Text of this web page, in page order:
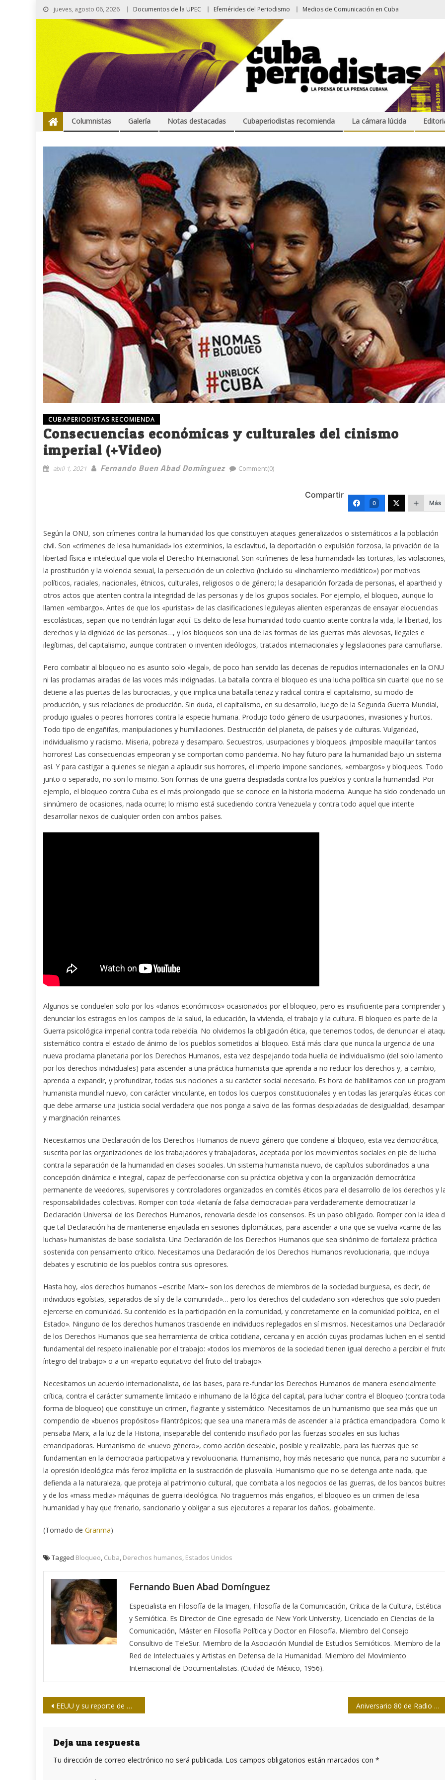
jueves, agosto 06, 2026 Documentos de la UPEC Efemérides del Periodismo Medios de Comunicación en Cuba
Columnistas Galería Notas destacadas Cubaperiodistas recomienda La cámara lúcida
CUBAPERIODISTAS RECOMIENDA
Consecuencias económicas y culturales del cinismo
imperial (+Video)
abril 1, 2021 Fernando Buen Abad Domínguez Comment(0)
Compartir
0 Más
Según la ONU, son crímenes contra la humanidad los que constituyen ataques generalizados o sistemáticos a la población
civil. Son «crímenes de lesa humanidad» los exterminios, la esclavitud, la deportación o expulsión forzosa, la privación de la
libertad física e intelectual que viola el Derecho Internacional. Son «crímenes de lesa humanidad» las torturas, las violaciones,
la prostitución y la violencia sexual, la persecución de un colectivo (incluido su «linchamiento mediático») por motivos
políticos, raciales, nacionales, étnicos, culturales, religiosos o de género; la desaparición forzada de personas, el apartheid y
otros actos que atenten contra la integridad de las personas y de los grupos sociales. Por ejemplo, el bloqueo, aunque lo
llamen «embargo». Antes de que los «puristas» de las clasificaciones leguleyas alienten esperanzas de ensayar elocuencias
escolásticas, sepan que no tendrán lugar aquí. Es delito de lesa humanidad todo cuanto atente contra la vida, la libertad, los
derechos y la dignidad de las personas…, y los bloqueos son una de las formas de las guerras más alevosas, ilegales e
ilegítimas, del capitalismo, aunque contraten o inventen ideólogos, tratados internacionales y legislaciones para camuflarse.
Pero combatir al bloqueo no es asunto solo «legal», de poco han servido las decenas de repudios internacionales en la ONU
ni las proclamas airadas de las voces más indignadas. La batalla contra el bloqueo es una lucha política sin cuartel que no se
detiene a las puertas de las burocracias, y que implica una batalla tenaz y radical contra el capitalismo, su modo de
producción, y sus relaciones de producción. Sin duda, el capitalismo, en su desarrollo, luego de la Segunda Guerra Mundial,
produjo iguales o peores horrores contra la especie humana. Produjo todo género de usurpaciones, invasiones y hurtos.
Todo tipo de engañifas, manipulaciones y humillaciones. Destrucción del planeta, de países y de culturas. Vulgaridad,
individualismo y racismo. Miseria, pobreza y desamparo. Secuestros, usurpaciones y bloqueos. ¡Imposible maquillar tantos
horrores! Las consecuencias empeoran y se comportan como pandemia. No hay futuro para la humanidad bajo un sistema
así. Y para castigar a quienes se niegan a aplaudir sus horrores, el imperio impone sanciones, «embargos» y bloqueos. Todo
junto o separado, no son lo mismo. Son formas de una guerra despiadada contra los pueblos y contra la humanidad. Por
ejemplo, el bloqueo contra Cuba es el más prolongado que se conoce en la historia moderna. Aunque ha sido condenado un
sinnúmero de ocasiones, nada ocurre; lo mismo está sucediendo contra Venezuela y contra todo aquel que intente
desarrollar nexos de cualquier orden con ambos países.
Algunos se conduelen solo por los «daños económicos» ocasionados por el bloqueo, pero es insuficiente para comprender
denunciar los estragos en los campos de la salud, la educación, la vivienda, el trabajo y la cultura. El bloqueo es parte de la
Guerra psicológica imperial contra toda rebeldía. No olvidemos la obligación ética, que tenemos todos, de denunciar el
sistemático contra el estado de ánimo de los pueblos sometidos al bloqueo. Está más clara que nunca la urgencia de una
nueva proclama planetaria por los Derechos Humanos, esta vez despejando toda huella de individualismo (del solo lamento
por los derechos individuales) para ascender a una práctica humanista que aprenda a no reducir los derechos y, a cambio,
aprenda a expandir, y profundizar, todas sus nociones a su carácter social necesario. Es hora de habilitarnos con un
humanista mundial nuevo, con carácter vinculante, en todos los cuerpos constitucionales y en todas las jerarquías éticas con
que debe armarse una justicia social verdadera que nos ponga a salvo de las formas despiadadas de desigualdad,
y marginación reinantes.
Necesitamos una Declaración de los Derechos Humanos de nuevo género que condene al bloqueo, esta vez democrática,
suscrita por las organizaciones de los trabajadores y trabajadoras, aceptada por los movimientos sociales en pie de lucha
contra la separación de la humanidad en clases sociales. Un sistema humanista nuevo, de capítulos subordinados a una
concepción dinámica e integral, capaz de perfeccionarse con su práctica objetiva y con la organización democrática
permanente de veedores, supervisores y controladores organizados en comités éticos para el desarrollo de los derechos y
responsabilidades colectivas. Romper con toda «letanía de falsa democracia» para verdaderamente democratizar la
Declaración Universal de los Derechos Humanos, renovarla desde los consensos. Es un paso obligado. Romper con la idea
que tal Declaración ha de mantenerse enjaulada en sesiones diplomáticas, para ascender a una que se vuelva «carne de las
luchas» humanistas de base socialista. Una Declaración de los Derechos Humanos que sea sinónimo de fortaleza práctica
sostenida con pensamiento crítico. Necesitamos una Declaración de los Derechos Humanos revolucionaria, que incluya
debates y escrutinio de los pueblos contra sus opresores.
Hasta hoy, «los derechos humanos –escribe Marx– son los derechos de miembros de la sociedad burguesa, es decir, de
individuos egoístas, separados de sí y de la comunidad»… pero los derechos del ciudadano son «derechos que solo pueden
ejercerse en comunidad. Su contenido es la participación en la comunidad, y concretamente en la comunidad política, en el
Estado». Ninguno de los derechos humanos trasciende en individuos replegados en sí mismos. Necesitamos una
de los Derechos Humanos que sea herramienta de crítica cotidiana, cercana y en acción cuyas proclamas luchen en el
fundamental del respeto inalienable por el trabajo: «todos los miembros de la sociedad tienen igual derecho a percibir el
íntegro del trabajo» o a un «reparto equitativo del fruto del trabajo».
Necesitamos un acuerdo internacionalista, de las bases, para re-fundar los Derechos Humanos de manera esencialmente
crítica, contra el carácter sumamente limitado e inhumano de la lógica del capital, para luchar contra el Bloqueo (contra toda
forma de bloqueo) que constituye un crimen, flagrante y sistemático. Necesitamos de un humanismo que sea más que un
compendio de «buenos propósitos» filantrópicos; que sea una manera más de ascender a la práctica emancipadora. Como
pensaba Marx, a la luz de la Historia, inseparable del contenido insuflado por las fuerzas sociales en sus luchas
emancipadoras. Humanismo de «nuevo género», como acción deseable, posible y realizable, para las fuerzas que se
fundamentan en la democracia participativa y revolucionaria. Humanismo, hoy más necesario que nunca, para no sucumbir a
la opresión ideológica más feroz implícita en la sustracción de plusvalía. Humanismo que no se detenga ante nada, que
defienda a la naturaleza, que proteja al patrimonio cultural, que combata a los negocios de las guerras, de los bancos
y de los «mass media» máquinas de guerra ideológica. No traguemos más engaños, el bloqueo es un crimen de lesa
humanidad y hay que frenarlo, sancionarlo y obligar a sus ejecutores a reparar los daños, globalmente.
(Tomado de Granma)
Tagged Bloqueo, Cuba, Derechos humanos, Estados Unidos
Fernando Buen Abad Domínguez
Especialista en Filosofía de la Imagen, Filosofía de la Comunicación, Crítica de la Cultura, Estética
y Semiótica. Es Director de Cine egresado de New York University, Licenciado en Ciencias de la
Comunicación, Máster en Filosofía Política y Doctor en Filosofía. Miembro del Consejo
Consultivo de TeleSur. Miembro de la Asociación Mundial de Estudios Semióticos. Miembro de la
Red de Intelectuales y Artistas en Defensa de la Humanidad. Miembro del Movimiento
Internacional de Documentalistas. (Ciudad de México, 1956).
Navegación
entradas
EEUU y su reporte de Derechos Humanos Aniversario 80 de Radio Artemisa: cumpleaños sonoro desde la tierra de coraje y sonrisa
Deja una respuesta
Tu dirección de correo electrónico no será publicada. Los campos obligatorios están marcados con *